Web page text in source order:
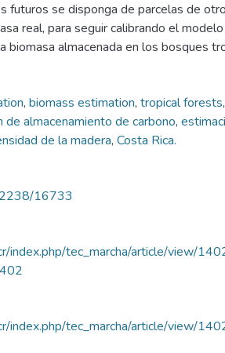
futuros se disponga de parcelas de
real, para seguir calibrando el
biomasa almacenada en los bosques
, biomass estimation, tropical forests,
de almacenamiento de carbono,
de la madera, Costa Rica.
16733
index.php/tec_marcha/article/view/
index.php/tec_marcha/article/view/